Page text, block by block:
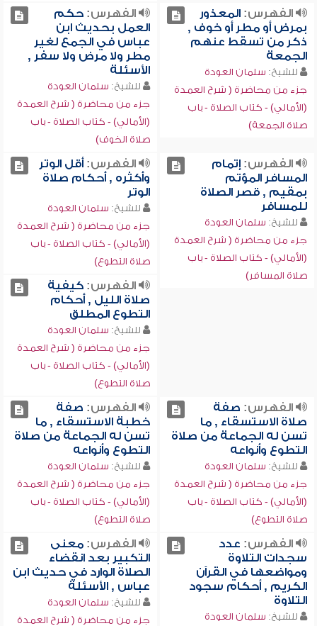
الفهرس:المعذور
بمرض أو مطر أو خوف ,
ذكر من تسقط عنهم
الجمعة
للشيخ: سلمان العودة
جزء من محاضرة ( شرح العمدة
(الأمالي) - كتاب الصلاة - باب
صلاة الجمعة)
الفهرس:حكم
العمل بحديث ابن
عباس في الجمع لغير
مطر ولا مرض ولا سفر ,
الأسئلة
للشيخ: سلمان العودة
جزء من محاضرة ( شرح العمدة
(الأمالي) - كتاب الصلاة - باب
صلاة الخوف)
الفهرس:إتمام
المسافر المؤتم
بمقيم , قصر الصلاة
للمسافر
للشيخ: سلمان العودة
جزء من محاضرة ( شرح العمدة
(الأمالي) - كتاب الصلاة - باب
صلاة المسافر)
الفهرس:أقل الوتر
وأكثره , أحكام صلاة
الوتر
للشيخ: سلمان العودة
جزء من محاضرة ( شرح العمدة
(الأمالي) - كتاب الصلاة - باب
صلاة التطوع)
الفهرس:كيفية
صلاة الليل , أحكام
التطوع المطلق
للشيخ: سلمان العودة
جزء من محاضرة ( شرح العمدة
(الأمالي) - كتاب الصلاة - باب
صلاة التطوع)
الفهرس: صفة
صلاة الاستسقاء , ما
تسن له الجماعة من صلاة
التطوع وأنواعه
للشيخ: سلمان العودة
جزء من محاضرة ( شرح العمدة
(الأمالي) - كتاب الصلاة - باب
صلاة التطوع)
الفهرس: صفة
خطبة الاستسقاء , ما
تسن له الجماعة من صلاة
التطوع وأنواعه
للشيخ: سلمان العودة
جزء من محاضرة ( شرح العمدة
(الأمالي) - كتاب الصلاة - باب
صلاة التطوع)
الفهرس: عدد
سجدات التلاوة
ومواضعها في القرآن
الكريم , أحكام سجود
التلاوة
للشيخ: سلمان العودة
الفهرس:معنى
التكبير بعد انقضاء
الصلاة الوارد في حديث ابن
عباس , الأسئلة
للشيخ: سلمان العودة
جزء من محاضرة ( شرح العمدة